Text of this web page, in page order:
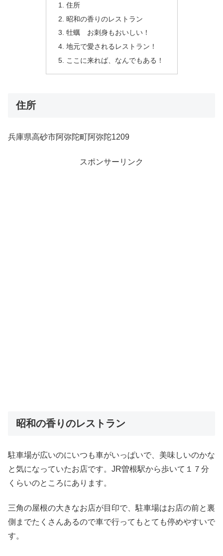
住所
昭和の香りのレストラン
牡蠣 お刺身もおいしい！
地元で愛されるレストラン！
ここに来れば、なんでもある！
住所
兵庫県高砂市阿弥陀町阿弥陀1209
スポンサーリンク
昭和の香りのレストラン
駐車場が広いのにいつも車がいっぱいで、美味しいのかな
と気になっていたお店です。JR曽根駅から歩いて１７分
くらいのところにあります。
三角の屋根の大きなお店が目印で、駐車場はお店の前と裏
側までたくさんあるので車で行ってもとても停めやすいで
す。